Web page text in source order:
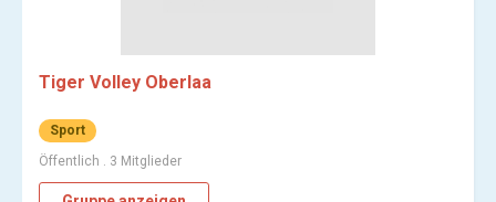
Tiger Volley Oberlaa
Sport
Öffentlich . 3 Mitglieder